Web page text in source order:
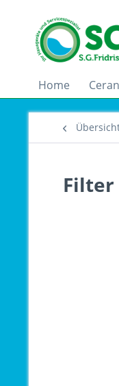
Home
Filter